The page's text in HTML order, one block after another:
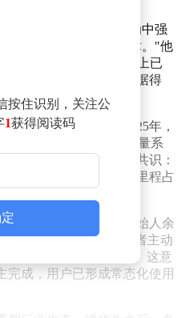
行官靳玉志在同期活动中强
证，而非仅靠宣传话术。"他
平均安全行驶里程指标上已
断基于海量实际路测数据得
驶场景。
重要转变。回溯至2025年，
时，"接管次数"曾是衡量系
迭代，业内逐渐形成共识：
系统成熟度，实际使用里程占
印证了这一趋势。其创始人余
统的车型中，77%消费者主动
智驾里程占比接近50%。这意
完成，用户已形成常态化使用
按住识别，关注公
1获得阅读码